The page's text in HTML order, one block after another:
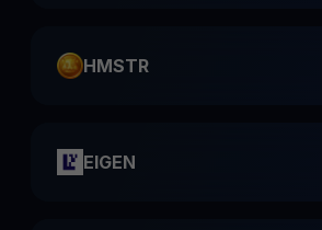
HMSTR
EIGEN